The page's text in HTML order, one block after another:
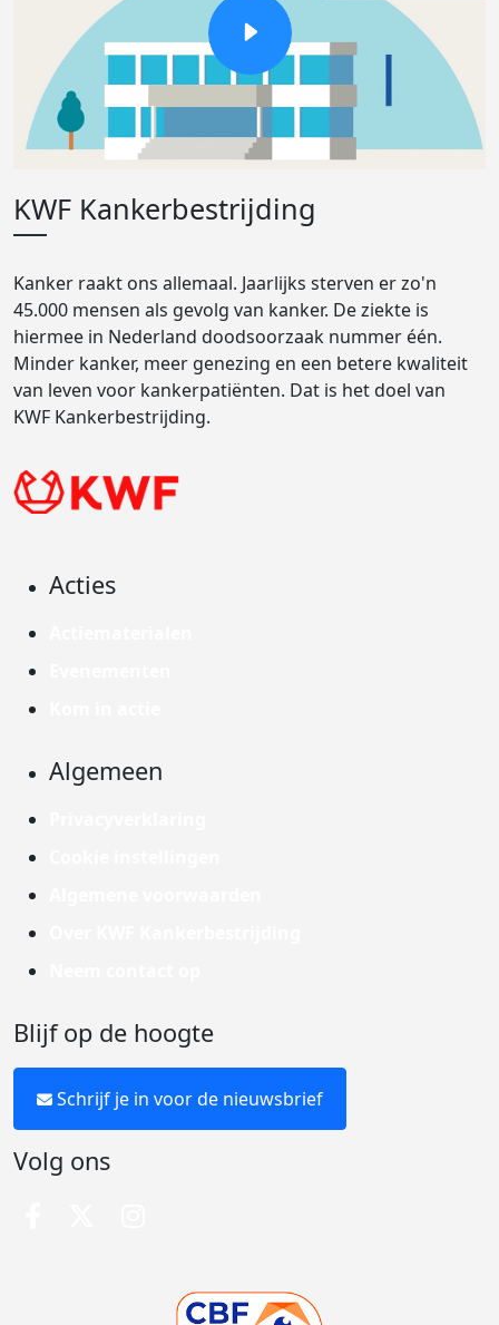
KWF Kankerbestrijding
Kanker raakt ons allemaal. Jaarlijks sterven er zo'n
45.000 mensen als gevolg van kanker. De ziekte is
hiermee in Nederland doodsoorzaak nummer één.
Minder kanker, meer genezing en een betere kwaliteit
van leven voor kankerpatiënten. Dat is het doel van
KWF Kankerbestrijding.
Acties
Algemeen
Blijf op de hoogte
Schrijf je in voor de nieuwsbrief
Volg ons